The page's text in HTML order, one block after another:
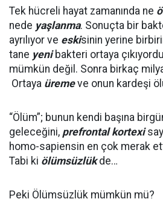
Tek hücreli hayat zamanında ne
nede yaşlanma. Sonuçta bir
ayrılıyor ve eskisinin yerine
tane yenibakteri ortaya
mümkün değil. Sonra birkaç
Ortaya üremeve onun kardeşi
“Ölüm”; bunun kendi başına
geleceğini, prefrontal kortexi
homo-sapiensin en çok merak
Tabi ki ölümsüzlükde…
Peki Ölümsüzlük mümkün mü?